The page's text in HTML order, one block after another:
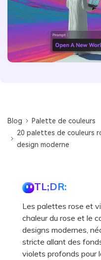
Blog
Palette de couleurs
20 palettes de couleurs
design moderne
TL;DR:
Les palettes rose et
chaleur du rose et le
designs modernes,
stricte allant des
violets profonds pour